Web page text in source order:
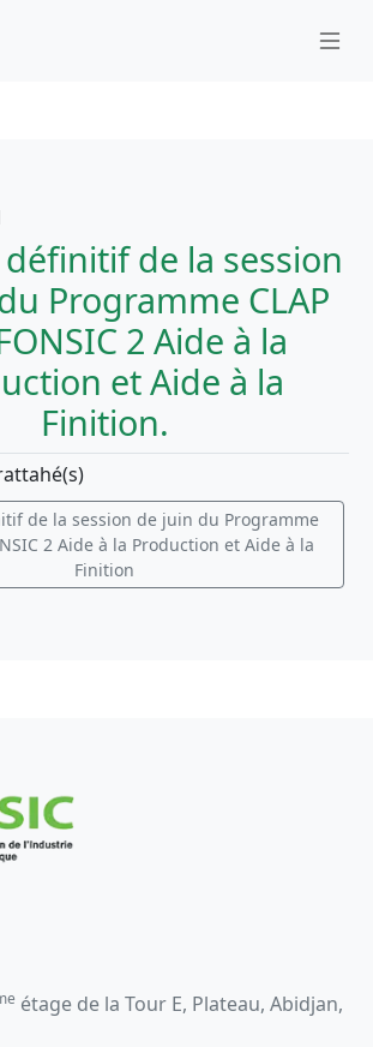
de la session
Programme CLAP
2 Aide à la
et Aide à la
Finition.
de la session de juin du Programme
2 Aide à la Production et Aide à la
Finition
étage de la Tour E, Plateau, Abidjan,